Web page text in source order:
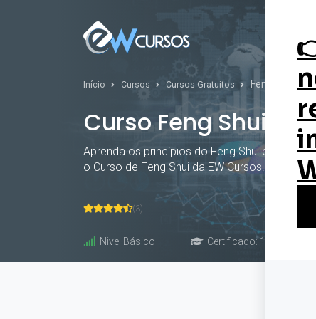
Início Cursos Cursos Gratuitos Feng Shui
Curso Feng Shui
Aprenda os princípios do Feng Shui e
o Curso de Feng Shui da EW Cursos.
(3)
Nivel Básico Certificado: 10 horas